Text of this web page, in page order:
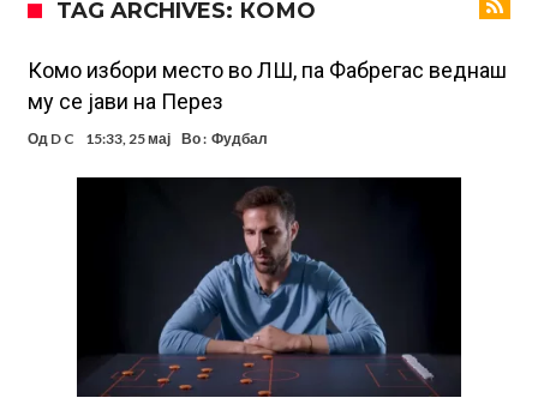
Директор на ФИА за драмата во Формула 1: Не можеме да одиме
толку далеку!
Колку бара ПСЖ и кој е „плафонот“ на Ливерпул за трансферот
ан Бредли Баркола?
Го победи Ѓоковиќ откако губеше со 0-2 на Ролан Гарос, а сега
даде срамен коментар за него
Реал Мадрид го собори клупскиот рекорд: Мурињо добива
засилување за 140 милиони евра!
Милан ја доби првата понуда за Леао
Италијански петтолигаш добива неверојатен стадион од 62
милиони евра? (Видео)
Голем удар за Барселона: Херојот на финалето на Светското
првенство сака да замине
TAG ARCHIVES: КОМО
Комо избори место во ЛШ, па Фабрегас веднаш
му се јави на Перез
Од D C 15:33, 25 мај Во : Фудбал